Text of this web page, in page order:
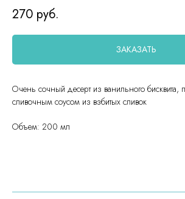
270 руб.
ЗАКАЗАТЬ
Очень сочный десерт из ванильного бисквита,
сливочным соусом из взбитых сливок
Объем: 200 мл